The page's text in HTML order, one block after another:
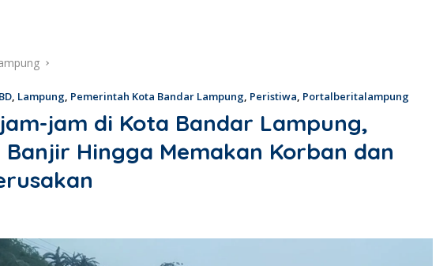
, Lampung, Pemerintah Kota Bandar Lampung, Peristiwa, Portalberitalampung
jam di Kota Bandar Lampung,
Banjir Hingga Memakan Korban dan